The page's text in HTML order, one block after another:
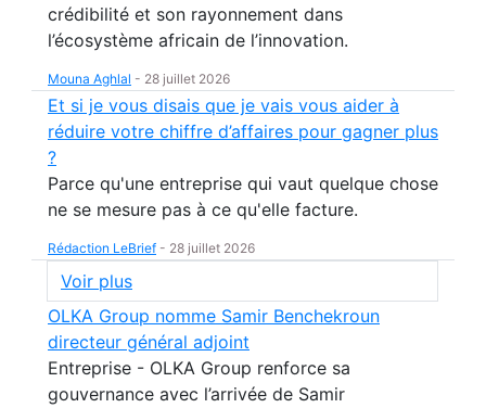
crédibilité et son rayonnement dans
l’écosystème africain de l’innovation.
Mouna Aghlal - 28 juillet 2026
Et si je vous disais que je vais vous aider à
réduire votre chiffre d’affaires pour gagner plus
?
Parce qu'une entreprise qui vaut quelque chose
ne se mesure pas à ce qu'elle facture.
Rédaction LeBrief - 28 juillet 2026
Voir plus
OLKA Group nomme Samir Benchekroun
directeur général adjoint
Entreprise - OLKA Group renforce sa
gouvernance avec l’arrivée de Samir